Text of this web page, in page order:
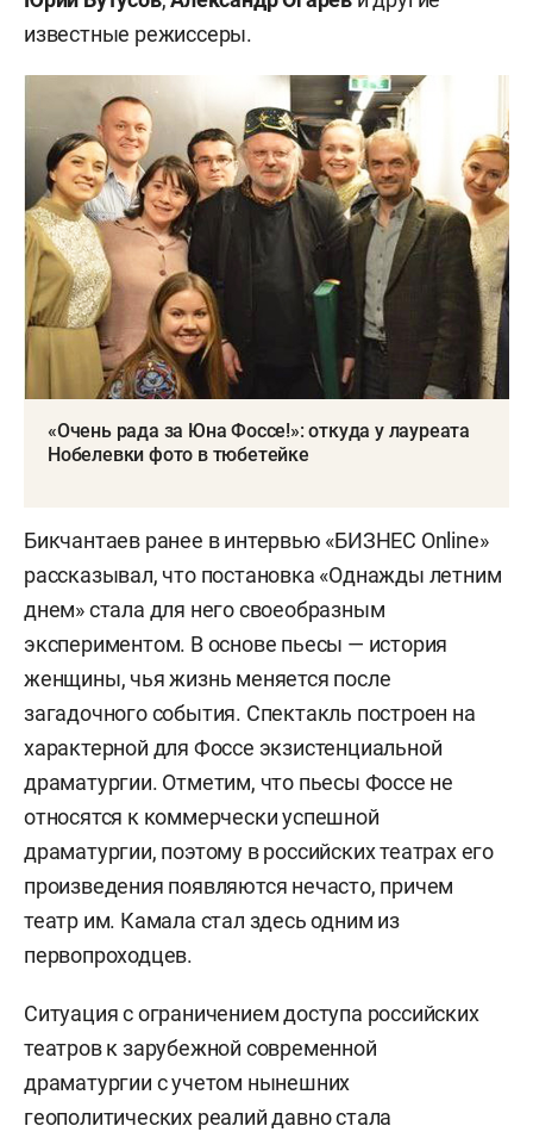
известные режиссеры.
«Очень рада за Юна Фоссе!»: откуда у лауреата
Нобелевки фото в тюбетейке
Бикчантаев ранее в интервью «БИЗНЕС Online»
рассказывал, что постановка «Однажды летним
днем» стала для него своеобразным
экспериментом. В основе пьесы — история
женщины, чья жизнь меняется после
загадочного события. Спектакль построен на
характерной для Фоссе экзистенциальной
драматургии. Отметим, что пьесы Фоссе не
относятся к коммерчески успешной
драматургии, поэтому в российских театрах его
произведения появляются нечасто, причем
театр им. Камала стал здесь одним из
первопроходцев.
Ситуация с ограничением доступа российских
театров к зарубежной современной
драматургии с учетом нынешних
геополитических реалий давно стала